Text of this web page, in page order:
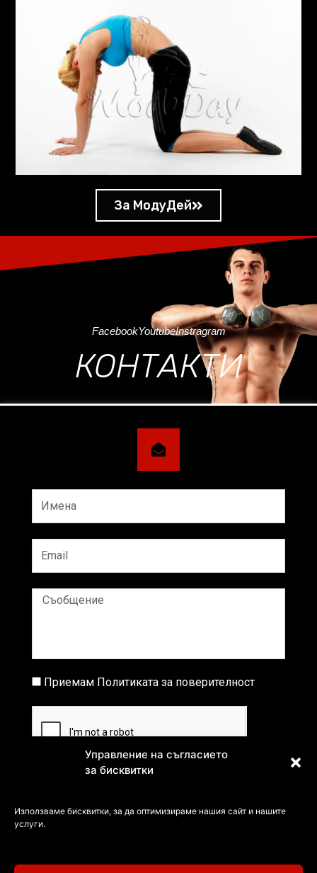
Управление на съгласието
за бисквитки
Използваме бисквитки, за да оптимизираме нашия сайт и нашите
услуги.
За МодуДей
FacebookYoutubeInstragram
КОНТАКТИ
Съобщение
Съобщение
Приемам Политиката за поверителност